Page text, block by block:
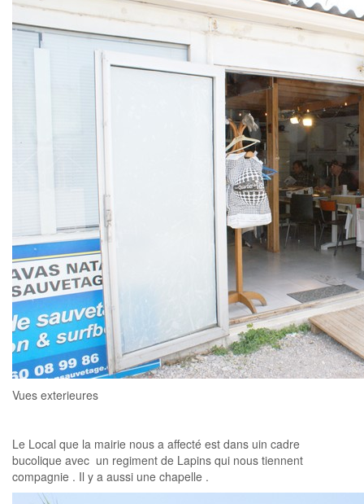
Vues exterieures
Le Local que la mairie nous a affecté est dans uin cadre
bucolique avec un regiment de Lapins qui nous tiennent
compagnie . Il y a aussi une chapelle .